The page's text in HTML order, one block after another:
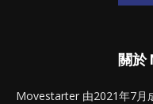
關於
Movestarter 由2021年7月